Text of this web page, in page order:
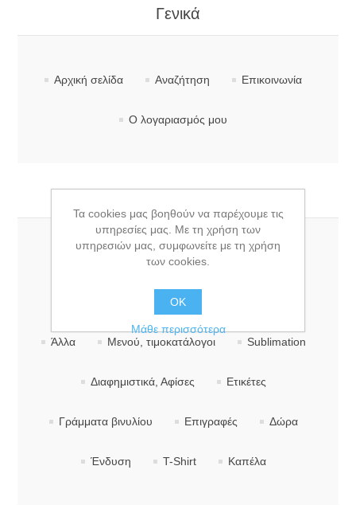
Γενικά
Αρχική σελίδα Αναζήτηση Επικοινωνία
Ο λογαριασμός μου
Φάκελοι Επιστολόχαρτα
Προσκλητήρια & Προσκλήσεις
Άλλα Μενού, τιμοκατάλογοι Sublimation
Διαφημιστικά, Αφίσες Ετικέτες
Γράμματα βινυλίου Επιγραφές Δώρα
Ένδυση T-Shirt Καπέλα
Τα cookies μας βοηθούν να παρέχουμε τις
υπηρεσίες μας. Με τη χρήση των
υπηρεσιών μας, συμφωνείτε με τη χρήση
των cookies.
OK
Μάθε περισσότερα